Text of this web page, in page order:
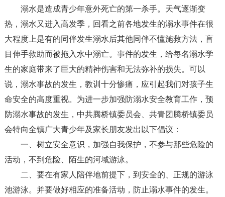
溺水是造成青少年意外死亡的第一杀手。天气逐渐变
热，溺水又进入高发季，回看之前各地发生的溺水事件在很
大程度上是有的同伴发生溺水后其他同伴不懂施救方法，盲
目伸手救助而被拖入水中溺亡。事件的发生，给每名溺水学
生的家庭带来了巨大的精神伤害和无法弥补的损失。可以
说，溺水事故的发生，教训十分惨痛，应引起我们对孩子生
命安全的高度重视。为进一步加强防溺水安全教育工作，预
防溺水事故的发生，中共腾桥镇委员会、共青团腾桥镇委员
会特向全镇广大青少年及家长朋友发出以下倡议：
一、树立安全意识，加强自我保护，不参与那些危险的
活动，不到危险、陌生的河域游泳。
二、要在有家人陪伴地前提下，到安全的、正规的游泳
池游泳。并要做好相应的准备活动，防止溺水事件的发生。